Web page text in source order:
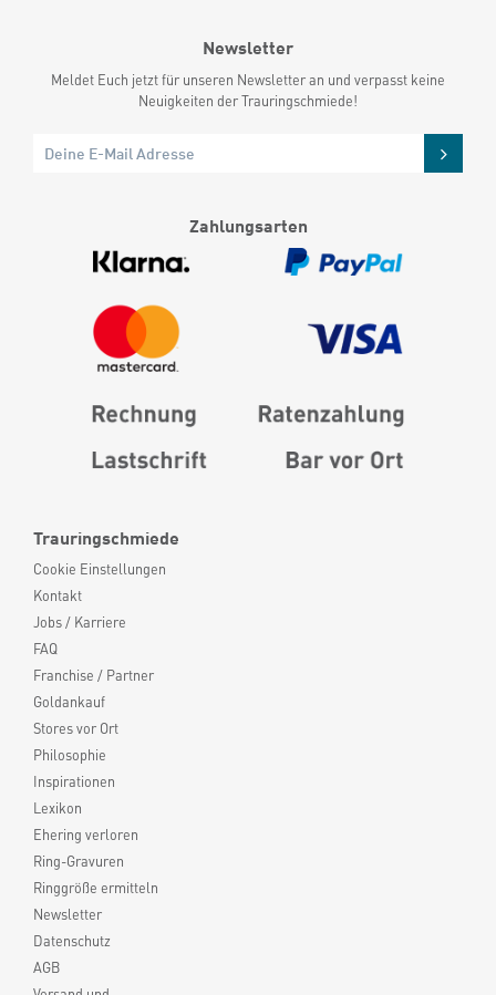
Trauringschmiede
Cookie Einstellungen
Kontakt
Jobs / Karriere
FAQ
Franchise / Partner
Goldankauf
Stores vor Ort
Philosophie
Inspirationen
Lexikon
Ehering verloren
Ring-Gravuren
Ringgröße ermitteln
Newsletter
Datenschutz
AGB
Newsletter
Meldet Euch jetzt für unseren Newsletter an und verpasst keine
Neuigkeiten der Trauringschmiede!
Zahlungsarten